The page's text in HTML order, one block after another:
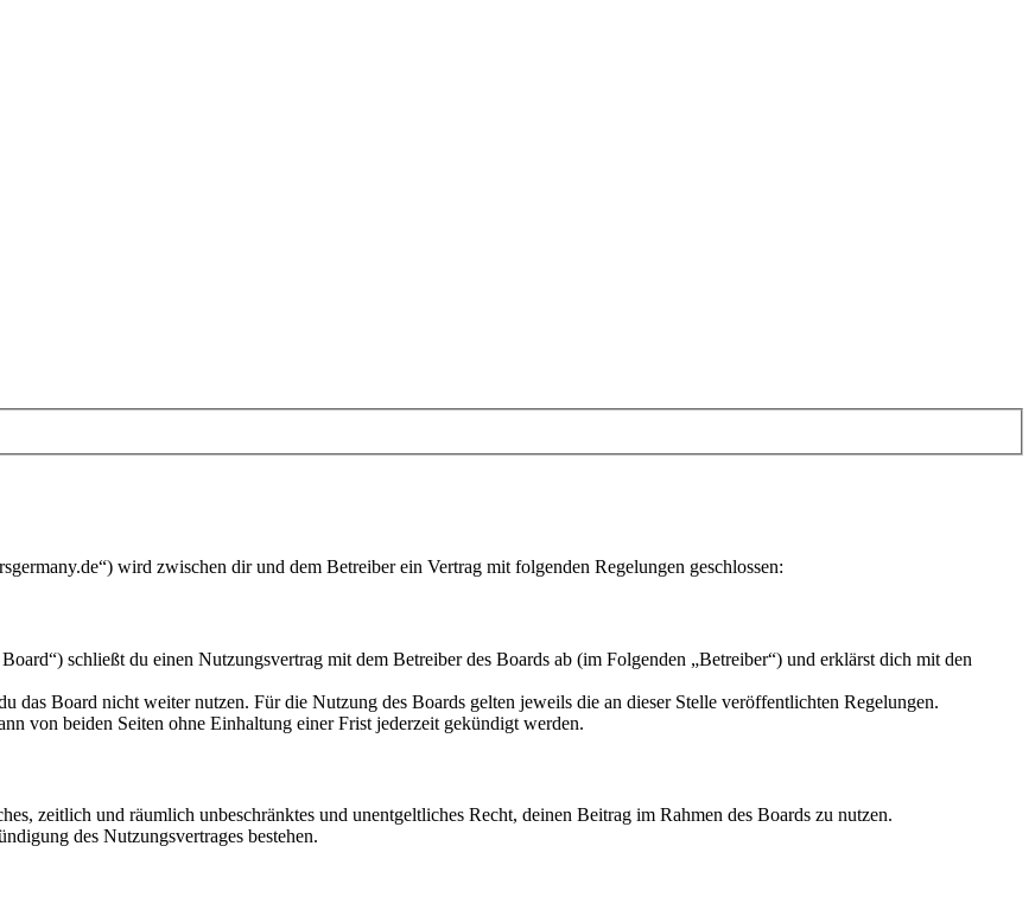
wird zwischen dir und dem Betreiber ein Vertrag mit folgenden Regelungen geschlossen:
schließt du einen Nutzungsvertrag mit dem Betreiber des Boards ab (im Folgenden „Betreiber“) und erklärst dich mit den
das Board nicht weiter nutzen. Für die Nutzung des Boards gelten jeweils die an dieser Stelle veröffentlichten Regelungen.
von beiden Seiten ohne Einhaltung einer Frist jederzeit gekündigt werden.
zeitlich und räumlich unbeschränktes und unentgeltliches Recht, deinen Beitrag im Rahmen des Boards zu nutzen.
des Nutzungsvertrages bestehen.